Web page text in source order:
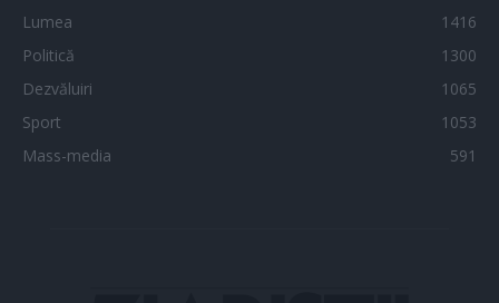
Lumea
1416
Politică
1300
Dezvăluiri
1065
Sport
1053
Mass-media
591